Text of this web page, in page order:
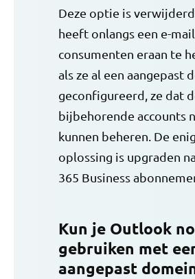
Deze optie is
heeft onlangs een e-
consumenten eraan te
als ze al een aangepast
geconfigureerd, ze dat
bijbehorende accounts
kunnen beheren. De
oplossing is upgraden
365 Business
Kun je Outlook
gebruiken met
aangepast